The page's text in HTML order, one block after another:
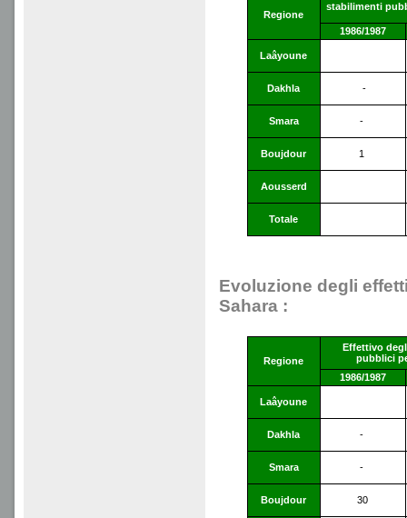
Regione
stabilimenti
1986/1987
Laâyoune
Dakhla -
Smara -
Boujdour 1
Aousserd
Totale
Evoluzione degli
Sahara :
Regione
Effettivo
pubblici
1986/1987
Laâyoune
Dakhla -
Smara -
Boujdour 30